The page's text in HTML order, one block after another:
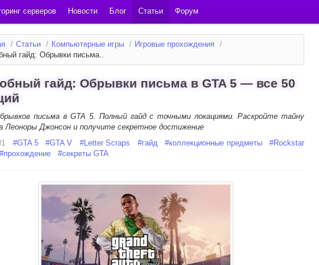
серверов Новости Блог Статьи Форум
/ Статьи / Компьютерные игры / Игровые прохождения /
гайд: Обрывки письма..
гайд: Обрывки письма в GTA 5 — все 50
письма в GTA 5. Полный гайд с точными локациями. Раскройте тайну
Леоноры Джонсон и получите секретное достижение
#GTA 5 #GTA V #Letter Scraps #гайд #коллекционные предметы #Rockstar
#прохождение #секреты GTA